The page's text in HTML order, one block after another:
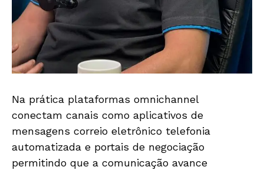
Na prática plataformas omnichannel
conectam canais como aplicativos de
mensagens correio eletrônico telefonia
automatizada e portais de negociação
permitindo que a comunicação avance